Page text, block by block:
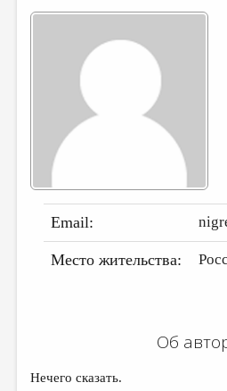
ЛИТСАЛОН
ПРАВИЛА САЙТА
ОТДЕЛЫ И РУБРИКИ
ИЗБРАННОЕ
ДАЙДЖЕСТ
ПРОИЗВЕДЕНИЯ
ПЕРЕВОДЫ
КОНКУРСЫ
Email:
Место жительства:
Об
Нечего сказать.